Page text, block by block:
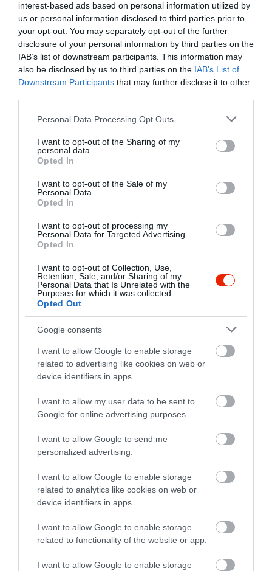
interest-based ads based on personal information utilized by
us or personal information disclosed to third parties prior to
your opt-out. You may separately opt-out of the further
disclosure of your personal information by third parties on the
IAB’s list of downstream participants. This information may
also be disclosed by us to third parties on the IAB’s List of
Downstream Participants that may further disclose it to other
Please note that this website/app uses one or more Google
not limited to your visit or usage behaviour. You may click to
grant or deny consent to Google and its third-party tags to
use your data for below specified purposes in below Google
consent section.
Personal Data Processing Opt Outs
I want to opt-out of the Sharing of my
personal data.
Opted In
I want to opt-out of the Sale of my
Personal Data.
Opted In
I want to opt-out of processing my
Personal Data for Targeted Advertising.
Opted In
I want to opt-out of Collection, Use,
Retention, Sale, and/or Sharing of my
Personal Data that Is Unrelated with the
Purposes for which it was collected.
Opted Out
Google consents
I want to allow Google to enable storage
related to advertising like cookies on web or
device identifiers in apps.
I want to allow my user data to be sent to
Google for online advertising purposes.
I want to allow Google to send me
personalized advertising.
I want to allow Google to enable storage
related to analytics like cookies on web or
device identifiers in apps.
I want to allow Google to enable storage
related to functionality of the website or app.
I want to allow Google to enable storage
Értékelések Értékeld Te is
2.3
Összesen 3
5 1
4 0
3
1 2
Kelemen Szilvia
2019. Április 25.
volt.Kiszolgálás profi és
barátságos volt.Ajánlom
Lajtár Andrea
2018. November 1.
Maga a hely kinézetével
semmi gondunk nem volt, a
pincér udvarias volt, az ételek
viszont szörnyűek! Alapból
halászlé miatt mentünk, mikor
rendelést, mondtuk hogy
halászlevet szeretnénk,
mondta a pincér, hogy azt
inkább ne, (gondolom több
szakács gyengéje, mondtuk
oké, akkor húsleves, 1 kanál
után vissza lett küldve az is,
mert rettenet volt, a fatányéros,
cigánypecsenye, mind rágós,
volt a finom amit ott